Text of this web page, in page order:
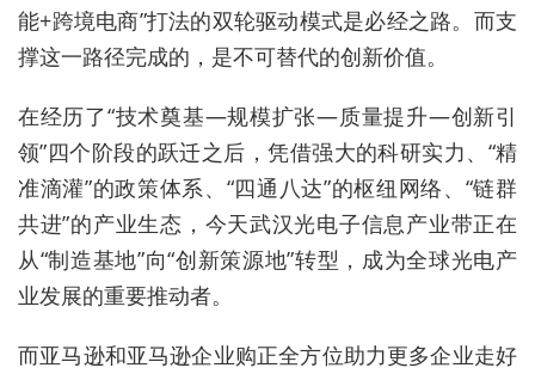
能+跨境电商”打法的双轮驱动模式是必经之路。而支
撑这一路径完成的，是不可替代的创新价值。
在经历了“技术奠基—规模扩张—质量提升—创新引
领”四个阶段的跃迁之后，凭借强大的科研实力、“精
准滴灌”的政策体系、“四通八达”的枢纽网络、“链群
共进”的产业生态，今天武汉光电子信息产业带正在
从“制造基地”向“创新策源地”转型，成为全球光电产
业发展的重要推动者。
而亚马逊和亚马逊企业购正全方位助力更多企业走好